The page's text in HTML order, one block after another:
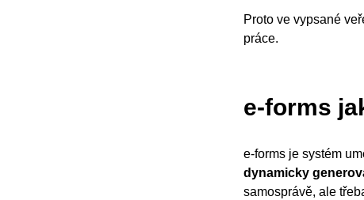
Proto ve vypsané
práce.
e-forms
e-forms je systém
dynamicky
samosprávě, ale